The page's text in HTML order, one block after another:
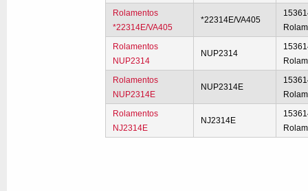
Rolamentos
*22314E/VA405
*22314E/VA405
Rolamentos
NUP2314
NUP2314
Rolamentos
NUP2314E
NUP2314E
Rolamentos
NJ2314E
NJ2314E